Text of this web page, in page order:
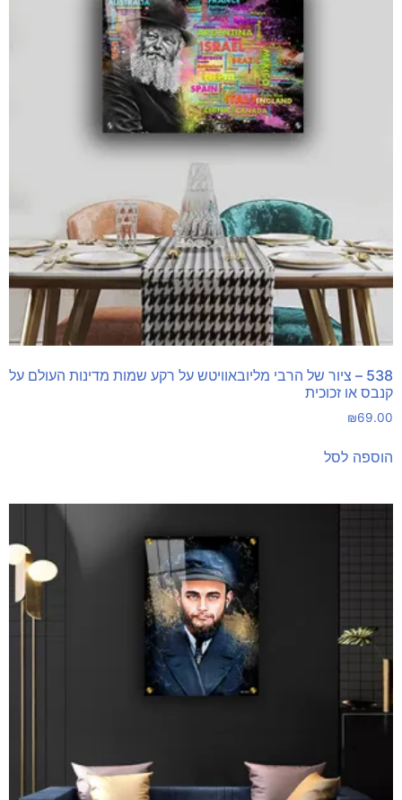
538 – ציור של הרבי מליובאוויטש על רקע שמות מדינות העולם על
קנבס או זכוכית
₪69.00
הוספה לסל